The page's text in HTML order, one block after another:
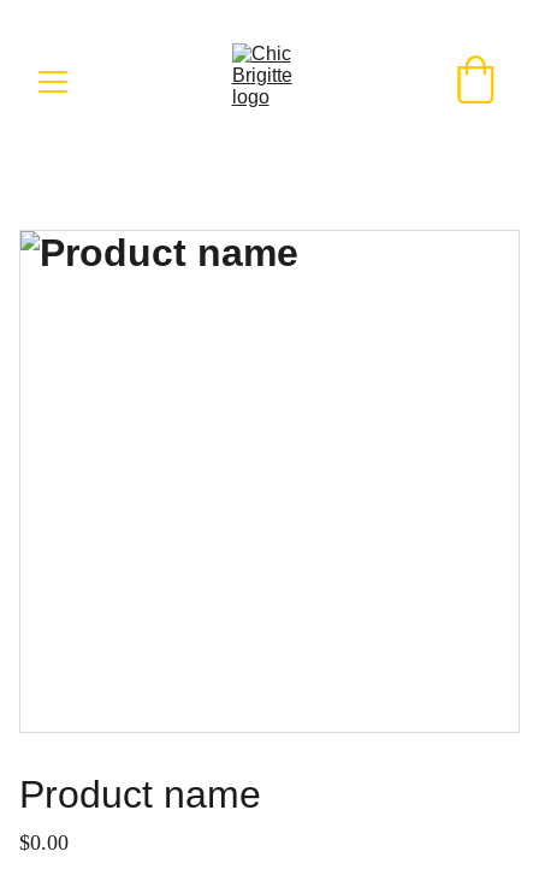
Product name
$0.00